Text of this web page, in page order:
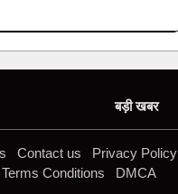
बड़ी खबर
Contact us Privacy Policy
Terms Conditions
DMCA